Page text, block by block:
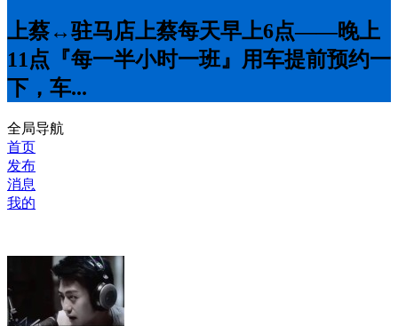
上蔡↔️驻马店上蔡每天早上6点——晚上
11点『每一半小时一班』用车提前预约一
下，车...
全局导航
首页
发布
消息
我的